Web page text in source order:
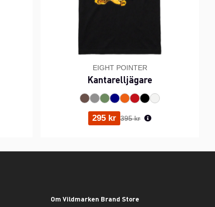
EIGHT POINTER
Kantarelljägare
295 kr Ordinarie pris:
395 kr
Om Vildmarken Brand Store